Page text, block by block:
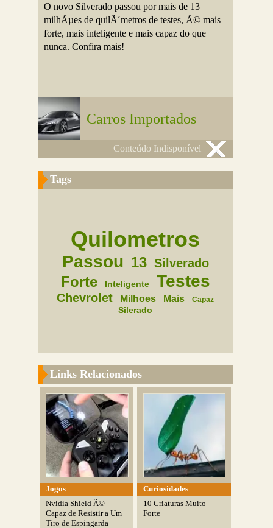
O novo Silverado passou por mais de 13
milhÃµes de quilÃ´metros de testes, Ã© mais
forte, mais inteligente e mais capaz do que
nunca. Confira mais!
Carros Importados
Conteúdo Indisponível
Tags
Quilometros
Passou 13 Silverado
Forte Inteligente Testes
Chevrolet Milhoes Mais Capaz
Silerado
Links Relacionados
Jogos
Nvidia Shield Ã©
Capaz de Resistir a Um
Tiro de Espingarda
Curiosidades
10 Criaturas Muito
Forte